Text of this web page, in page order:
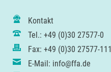
Kontakt
Tel.: +49 (0)30 27577-0
Fax: +49 (0)30 27577-111
E-Mail: info@ffa.de